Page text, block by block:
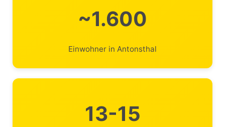
~1.600
Einwohner in Antonsthal
13-15